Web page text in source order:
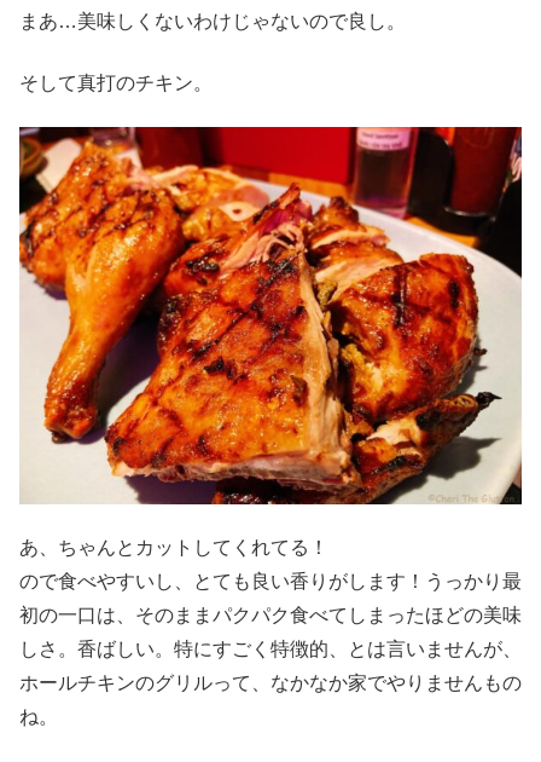
まあ…美味しくないわけじゃないので良し。
そして真打のチキン。
あ、ちゃんとカットしてくれてる！
ので食べやすいし、とても良い香りがします！うっかり最
初の一口は、そのままパクパク食べてしまったほどの美味
しさ。香ばしい。特にすごく特徴的、とは言いませんが、
ホールチキンのグリルって、なかなか家でやりませんもの
ね。